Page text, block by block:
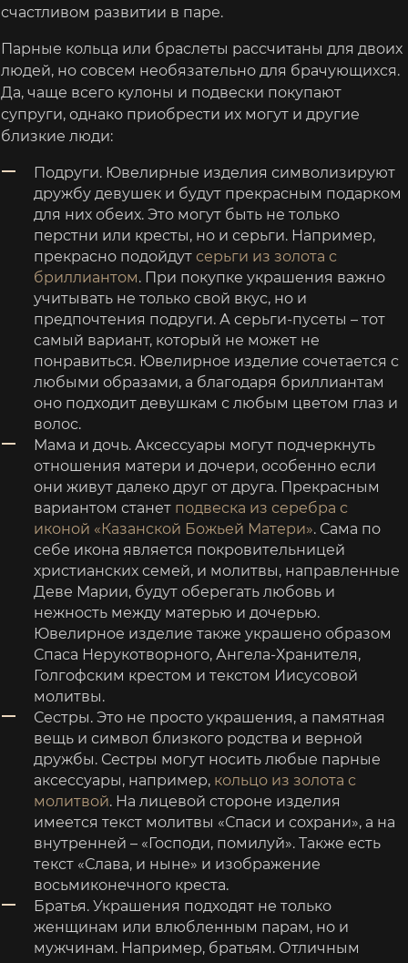
счастливом развитии в паре.
Парные кольца или браслеты рассчитаны для двоих
людей, но совсем необязательно для брачующихся.
Да, чаще всего кулоны и подвески покупают
супруги, однако приобрести их могут и другие
близкие люди:
Подруги. Ювелирные изделия символизируют
дружбу девушек и будут прекрасным подарком
для них обеих. Это могут быть не только
перстни или кресты, но и серьги. Например,
прекрасно подойдут серьги из золота с
бриллиантом. При покупке украшения важно
учитывать не только свой вкус, но и
предпочтения подруги. А серьги-пусеты – тот
самый вариант, который не может не
понравиться. Ювелирное изделие сочетается с
любыми образами, а благодаря бриллиантам
оно подходит девушкам с любым цветом глаз и
волос.
Мама и дочь. Аксессуары могут подчеркнуть
отношения матери и дочери, особенно если
они живут далеко друг от друга. Прекрасным
вариантом станет подвеска из серебра с
иконой «Казанской Божьей Матери». Сама по
себе икона является покровительницей
христианских семей, и молитвы, направленные
Деве Марии, будут оберегать любовь и
нежность между матерью и дочерью.
Ювелирное изделие также украшено образом
Спаса Нерукотворного, Ангела-Хранителя,
Голгофским крестом и текстом Иисусовой
молитвы.
Сестры. Это не просто украшения, а памятная
вещь и символ близкого родства и верной
дружбы. Сестры могут носить любые парные
аксессуары, например, кольцо из золота с
молитвой. На лицевой стороне изделия
имеется текст молитвы «Спаси и сохрани», а на
внутренней – «Господи, помилуй». Также есть
текст «Слава, и ныне» и изображение
восьмиконечного креста.
Братья. Украшения подходят не только
женщинам или влюбленным парам, но и
мужчинам. Например, братьям. Отличным